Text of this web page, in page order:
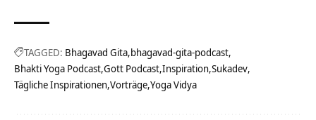
TAGGED: Bhagavad Gita bhagavad-gita-podcast
Bhakti Yoga Podcast Gott Podcast Inspiration Sukadev
Tägliche Inspirationen Vorträge Yoga Vidya